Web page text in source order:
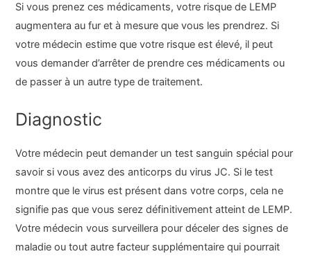
Si vous prenez ces médicaments, votre risque de LEMP
augmentera au fur et à mesure que vous les prendrez. Si
votre médecin estime que votre risque est élevé, il peut
vous demander d’arrêter de prendre ces médicaments ou
de passer à un autre type de traitement.
Diagnostic
Votre médecin peut demander un test sanguin spécial pour
savoir si vous avez des anticorps du virus JC. Si le test
montre que le virus est présent dans votre corps, cela ne
signifie pas que vous serez définitivement atteint de LEMP.
Votre médecin vous surveillera pour déceler des signes de
maladie ou tout autre facteur supplémentaire qui pourrait